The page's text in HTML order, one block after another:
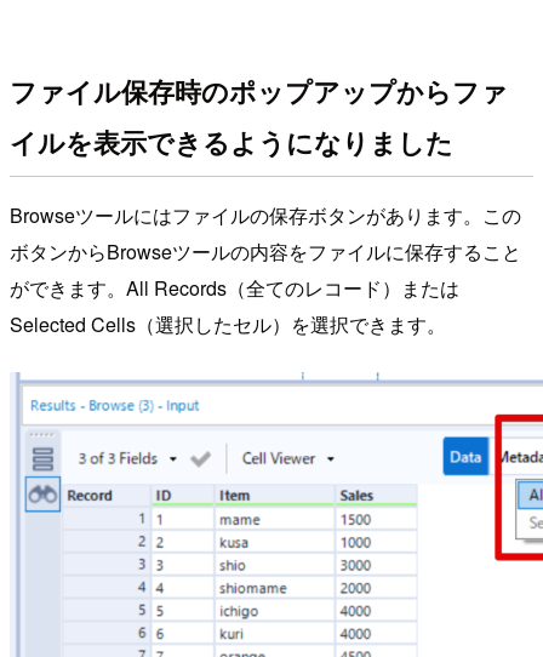
ファイル保存時のポップアップからファ
イルを表示できるようになりました
Browseツールにはファイルの保存ボタンがあります。この
ボタンからBrowseツールの内容をファイルに保存すること
ができます。All Records（全てのレコード）または
Selected Cells（選択したセル）を選択できます。